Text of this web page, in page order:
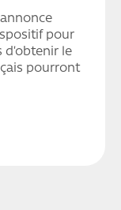
annonce
pour
le
pourront